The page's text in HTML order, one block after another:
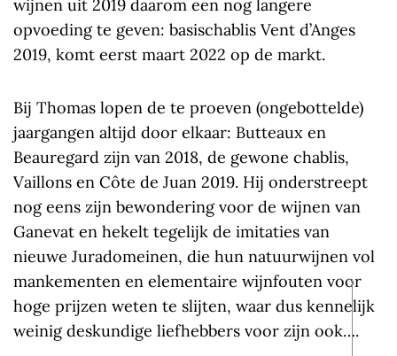
wijnen uit 2019 daarom een nog langere
opvoeding te geven: basischablis Vent d’Anges
2019, komt eerst maart 2022 op de markt.
Bij Thomas lopen de te proeven (ongebottelde)
jaargangen altijd door elkaar: Butteaux en
Beauregard zijn van 2018, de gewone chablis,
Vaillons en Côte de Juan 2019. Hij onderstreept
nog eens zijn bewondering voor de wijnen van
Ganevat en hekelt tegelijk de imitaties van
nieuwe Juradomeinen, die hun natuurwijnen vol
mankementen en elementaire wijnfouten voor
hoge prijzen weten te slijten, waar dus kennelijk
weinig deskundige liefhebbers voor zijn ook….